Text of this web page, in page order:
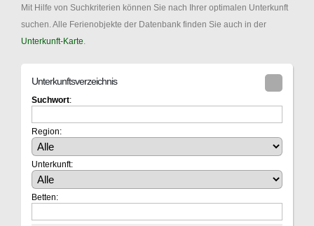
Mit Hilfe von Suchkriterien können Sie nach Ihrer optimalen Unterkunft
suchen. Alle Ferienobjekte der Datenbank finden Sie auch in der
Unterkunft-Karte
Unterkunftsverzeichnis
Suchwort:
Region:
Unterkunft:
Betten: